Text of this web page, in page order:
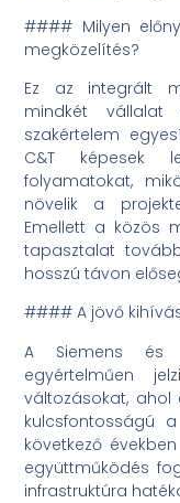
#### Milyen
megközelítés?
Ez az integrált
mindkét
szakértelem
C&T képesek
folyamatokat,
növelik a
Emellett a közös
tapasztalat
hosszú távon
#### A jövő
A Siemens és
egyértelműen
változásokat,
kulcsfontosságú
következő
együttműködés
infrastruktúra